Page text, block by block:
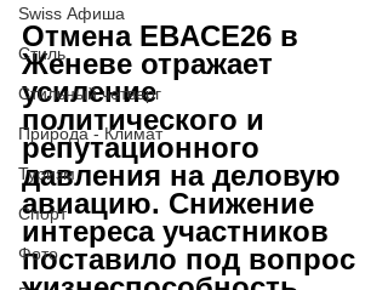
Swiss Афиша
Стиль
Стильный четверг
Природа - Климат
Туризм
Спорт
Фото
Отмена EBACE26 в
Женеве отражает
усиление
политического и
репутационного
давления на деловую
авиацию. Снижение
интереса участников
поставило под вопрос